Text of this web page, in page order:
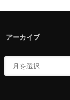
アーカイブ